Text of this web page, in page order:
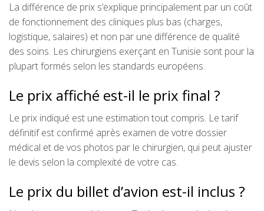
La différence de prix s’explique principalement par un coût
de fonctionnement des cliniques plus bas (charges,
logistique, salaires) et non par une différence de qualité
des soins. Les chirurgiens exerçant en Tunisie sont pour la
plupart formés selon les standards européens.
Le prix affiché est-il le prix final ?
Le prix indiqué est une estimation tout compris. Le tarif
définitif est confirmé après examen de votre dossier
médical et de vos photos par le chirurgien, qui peut ajuster
le devis selon la complexité de votre cas.
Le prix du billet d’avion est-il inclus ?